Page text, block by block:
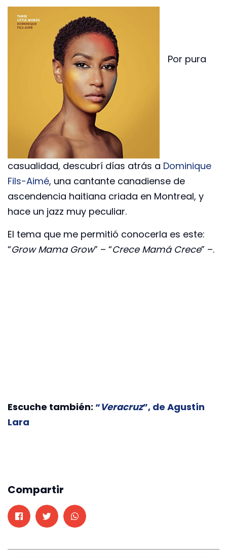
Por pura
casualidad, descubrí días atrás a Dominique
Fils-Aimé, una cantante canadiense de
ascendencia haitiana criada en Montreal, y
hace un jazz muy peculiar.
El tema que me permitió conocerla es este:
“Grow Mama Grow” – “Crece Mamá Crece” –.
Escuche también: “Veracruz”, de Agustín
Lara
Compartir